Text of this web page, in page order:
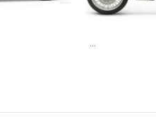
...